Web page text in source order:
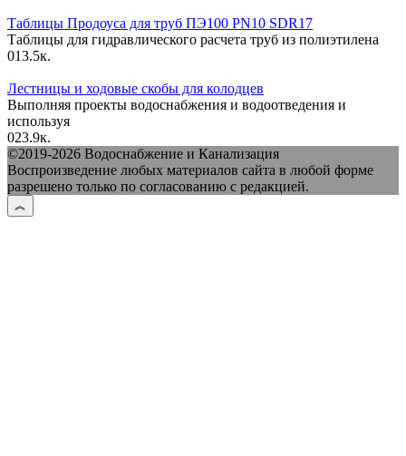
Таблицы Продоуса для труб ПЭ100 PN10 SDR17
Таблицы для гидравлического расчета труб из полиэтилена
013.5к.
Лестницы и ходовые скобы для колодцев
Выполняя проекты водоснабжения и водоотведения и
используя
023.9к.
©2019-2026 Водоснабжение и Канализация
Воспроизведение любых материалов сайта в любой форме
разрешено только по согласованию с редакцией.